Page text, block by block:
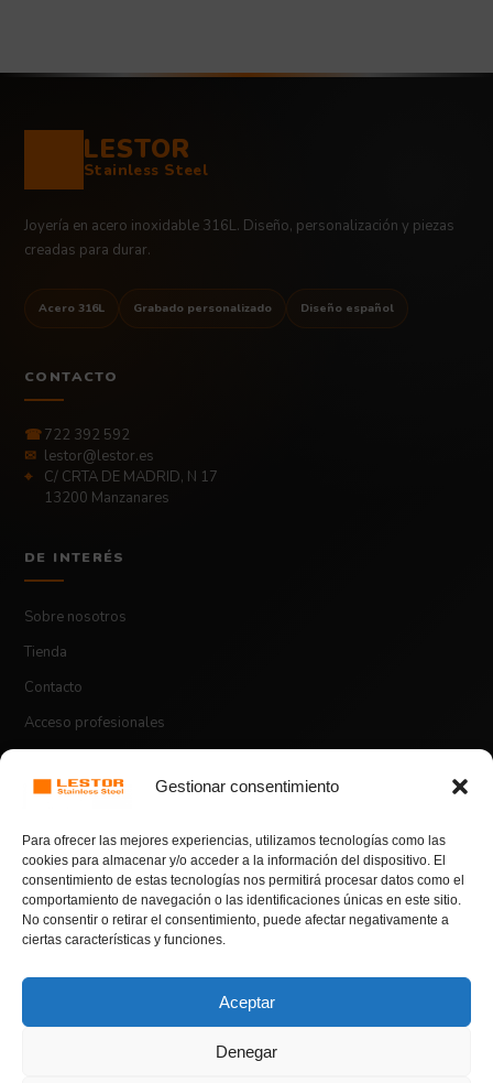
Gestionar consentimiento
Para ofrecer las mejores experiencias, utilizamos tecnologías como las
cookies para almacenar y/o acceder a la información del dispositivo. El
consentimiento de estas tecnologías nos permitirá procesar datos como el
comportamiento de navegación o las identificaciones únicas en este sitio.
No consentir o retirar el consentimiento, puede afectar negativamente a
ciertas características y funciones.
Aceptar
Denegar
LESTOR
Stainless Steel
Joyería en acero inoxidable 316L. Diseño, personalización y piezas
creadas para durar.
Acero 316L Grabado personalizado Diseño español
CONTACTO
☎722 392 592
✉ lestor@lestor.es
⌖
C/ CRTA DE MADRID, N 17
13200 Manzanares
DE INTERÉS
Sobre nosotros
Tienda
Contacto
Acceso profesionales
ASPECTOS LEGALES
Aviso legal
Política de envíos
Política de devoluciones y reembolsosBONO DE BIENVENIDA
50% OFF
En compras superiores a 100€.
Introduce el código de cupón